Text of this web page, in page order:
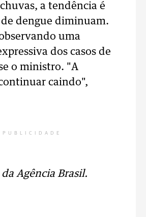
a tendência é
de dengue diminuam.
uma
dos casos de
o ministro. "A
caindo",
PUBLICIDADE
Agência Brasil.